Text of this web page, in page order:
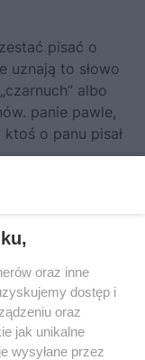
pisać o
uznają to słowo
albo
panie pawle,
o panu pisał
Ja z niego
oraz inne
dostęp i
oraz
jak unikalne
wysyłane przez